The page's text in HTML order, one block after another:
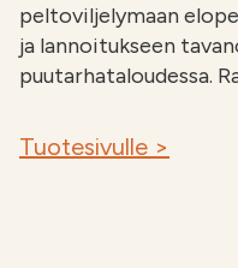
peltoviljelymaan
ja lannoitukseen
puutarhataloudessa.
Tuotesivulle >